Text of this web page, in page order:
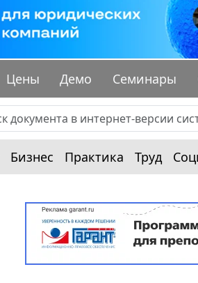
Цены Демо Семинары
Бизнес Практика Труд